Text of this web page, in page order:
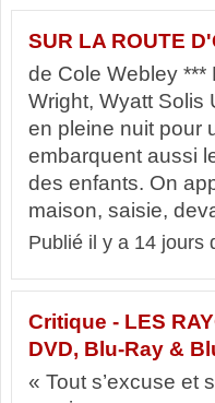
SUR LA ROUTE
de Cole Webley ***
Wright, Wyatt Solis
en pleine nuit pour
embarquent aussi
des enfants. On
maison, saisie,
Publié il y a 14 jours
Critique - LES
DVD, Blu-Ray &
« Tout s’excuse et